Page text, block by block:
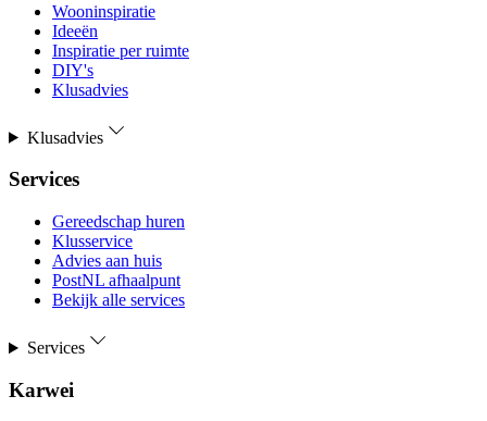
Wooninspiratie
Ideeën
Inspiratie per ruimte
DIY's
Klusadvies
Klusadvies
Services
Gereedschap huren
Klusservice
Advies aan huis
PostNL afhaalpunt
Bekijk alle services
Services
Karwei